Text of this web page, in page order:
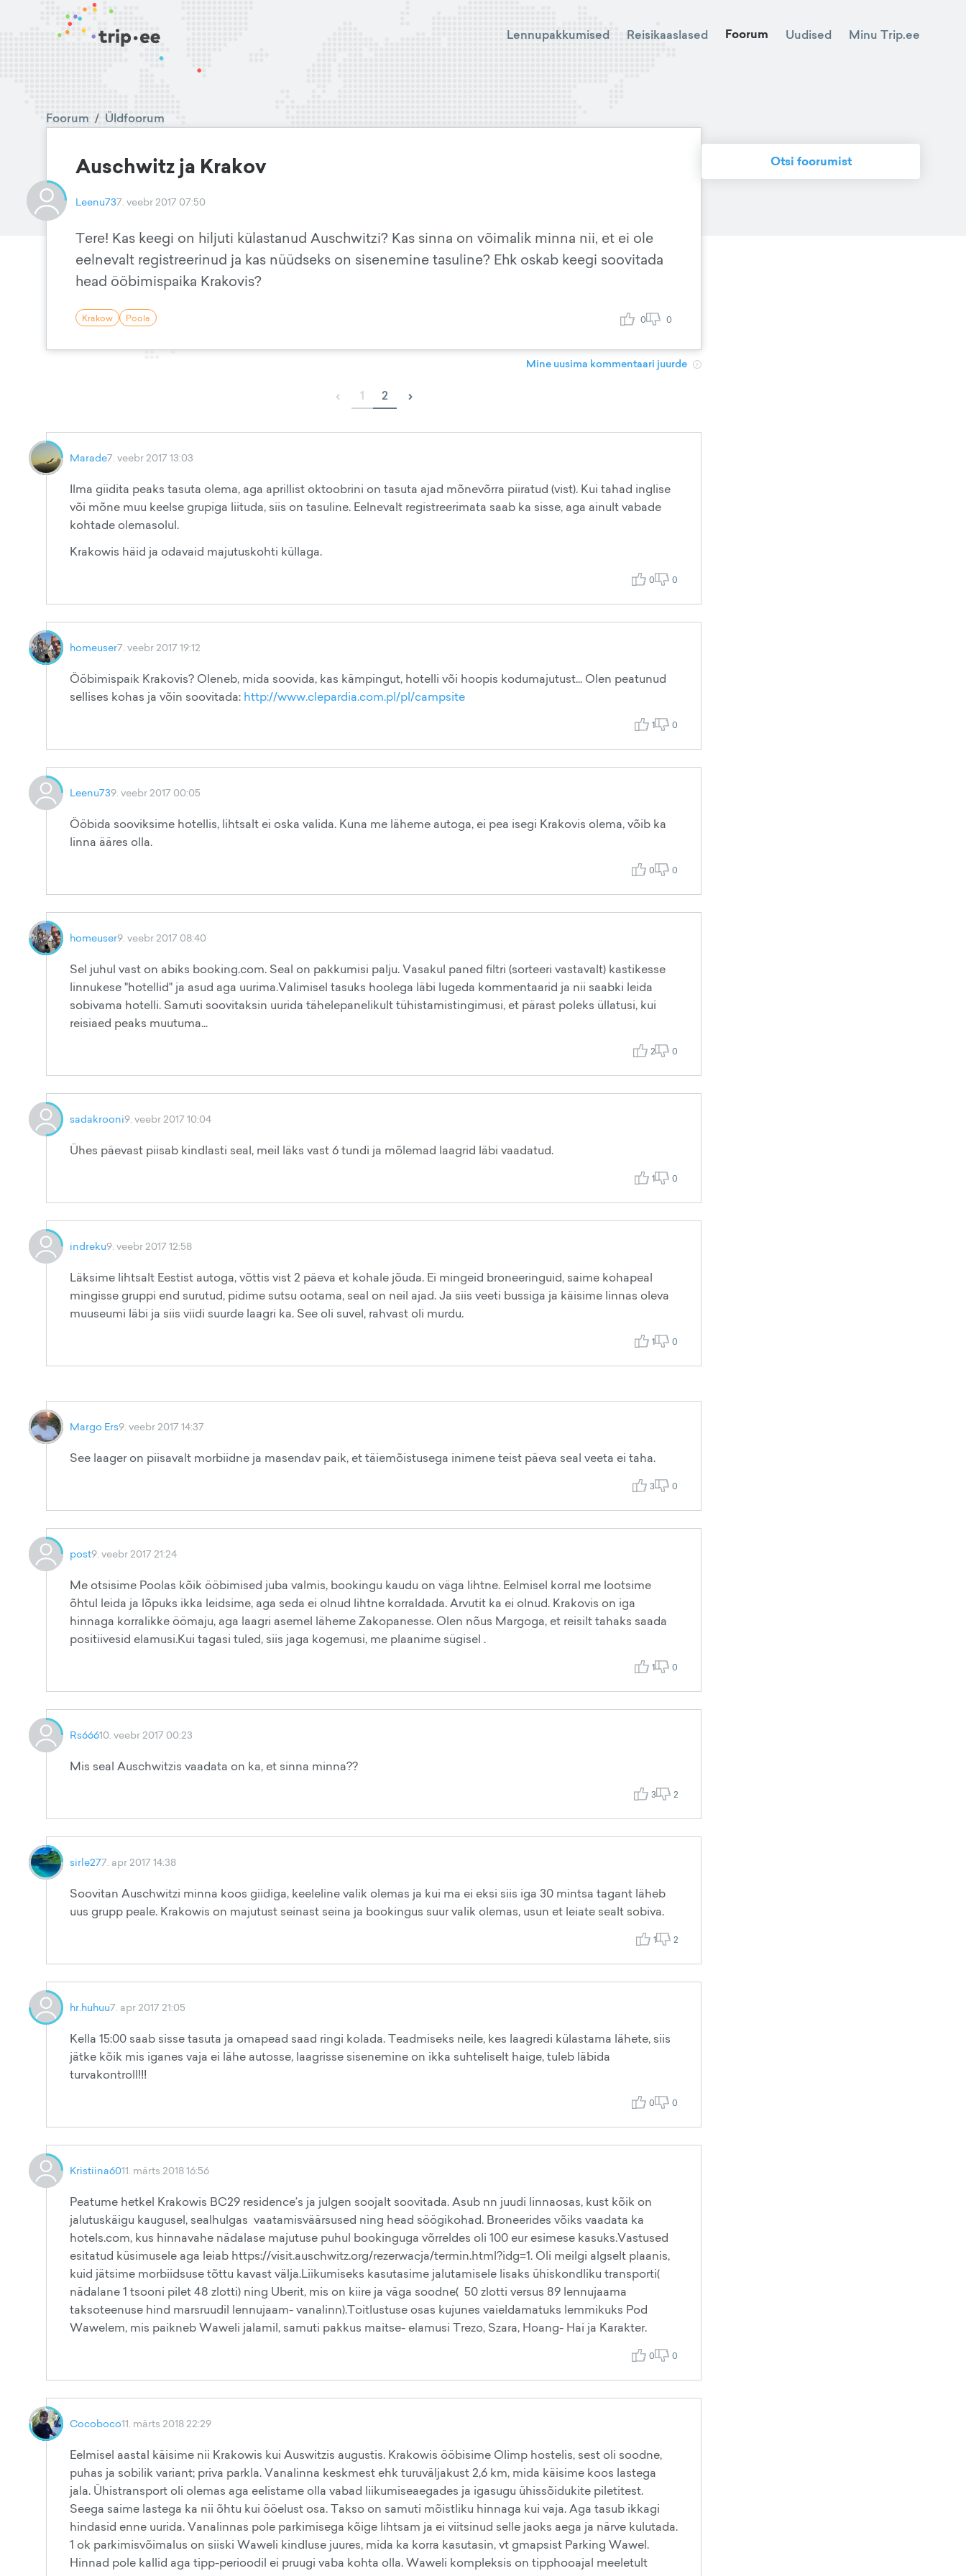
Lennupakkumised Reisikaaslased Foorum Uudised Minu Trip.ee
Foorum / Üldfoorum
Auschwitz ja Krakov
Leenu737. veebr 2017 07:50
Tere! Kas keegi on hiljuti külastanud Auschwitzi? Kas sinna on võimalik minna nii, et ei ole
eelnevalt registreerinud ja kas nüüdseks on sisenemine tasuline? Ehk oskab keegi soovitada
head ööbimispaika Krakovis?
Krakow Poola 0 0
Mine uusima kommentaari juurde
‹ 1 2 ›
Marade7. veebr 2017 13:03
Ilma giidita peaks tasuta olema, aga aprillist oktoobrini on tasuta ajad mõnevõrra piiratud (vist). Kui tahad inglise
või mõne muu keelse grupiga liituda, siis on tasuline. Eelnevalt registreerimata saab ka sisse, aga ainult vabade
kohtade olemasolul.
Krakowis häid ja odavaid majutuskohti küllaga.
0 0
homeuser7. veebr 2017 19:12
Ööbimispaik Krakovis? Oleneb, mida soovida, kas kämpingut, hotelli või hoopis kodumajutust... Olen peatunud
sellises kohas ja võin soovitada: http://www.clepardia.com.pl/pl/campsite
1 0
Leenu739. veebr 2017 00:05
Ööbida sooviksime hotellis, lihtsalt ei oska valida. Kuna me läheme autoga, ei pea isegi Krakovis olema, võib ka
linna ääres olla.
0 0
homeuser9. veebr 2017 08:40
Sel juhul vast on abiks booking.com. Seal on pakkumisi palju. Vasakul paned filtri (sorteeri vastavalt) kastikesse
linnukese "hotellid" ja asud aga uurima.Valimisel tasuks hoolega läbi lugeda kommentaarid ja nii saabki leida
sobivama hotelli. Samuti soovitaksin uurida tähelepanelikult tühistamistingimusi, et pärast poleks üllatusi, kui
reisiaed peaks muutuma...
2 0
sadakrooni9. veebr 2017 10:04
Ühes päevast piisab kindlasti seal, meil läks vast 6 tundi ja mõlemad laagrid läbi vaadatud.
1 0
indreku9. veebr 2017 12:58
Läksime lihtsalt Eestist autoga, võttis vist 2 päeva et kohale jõuda. Ei mingeid broneeringuid, saime kohapeal
mingisse gruppi end surutud, pidime sutsu ootama, seal on neil ajad. Ja siis veeti bussiga ja käisime linnas oleva
muuseumi läbi ja siis viidi suurde laagri ka. See oli suvel, rahvast oli murdu.
1 0
Margo Ers9. veebr 2017 14:37
See laager on piisavalt morbiidne ja masendav paik, et täiemõistusega inimene teist päeva seal veeta ei taha.
3 0
post9. veebr 2017 21:24
Me otsisime Poolas kõik ööbimised juba valmis, bookingu kaudu on väga lihtne. Eelmisel korral me lootsime
õhtul leida ja lõpuks ikka leidsime, aga seda ei olnud lihtne korraldada. Arvutit ka ei olnud. Krakovis on iga
hinnaga korralikke öömaju, aga laagri asemel läheme Zakopanesse. Olen nõus Margoga, et reisilt tahaks saada
positiivesid elamusi.Kui tagasi tuled, siis jaga kogemusi, me plaanime sügisel .
1 0
Rs66610. veebr 2017 00:23
Mis seal Auschwitzis vaadata on ka, et sinna minna??
3 2
sirle277. apr 2017 14:38
Soovitan Auschwitzi minna koos giidiga, keeleline valik olemas ja kui ma ei eksi siis iga 30 mintsa tagant läheb
uus grupp peale. Krakowis on majutust seinast seina ja bookingus suur valik olemas, usun et leiate sealt sobiva.
1 2
hr.huhuu7. apr 2017 21:05
Kella 15:00 saab sisse tasuta ja omapead saad ringi kolada. Teadmiseks neile, kes laagredi külastama lähete, siis
jätke kõik mis iganes vaja ei lähe autosse, laagrisse sisenemine on ikka suhteliselt haige, tuleb läbida
turvakontroll!!!
0 0
Kristiina6011. märts 2018 16:56
Peatume hetkel Krakowis BC29 residence’s ja julgen soojalt soovitada. Asub nn juudi linnaosas, kust kõik on
jalutuskäigu kaugusel, sealhulgas vaatamisväärsused ning head söögikohad. Broneerides võiks vaadata ka
hotels.com, kus hinnavahe nädalase majutuse puhul bookinguga võrreldes oli 100 eur esimese kasuks.Vastused
esitatud küsimusele aga leiab https://visit.auschwitz.org/rezerwacja/termin.html?idg=1. Oli meilgi algselt plaanis,
kuid jätsime morbiidsuse tõttu kavast välja.Liikumiseks kasutasime jalutamisele lisaks ühiskondliku transporti(
nädalane 1 tsooni pilet 48 zlotti) ning Uberit, mis on kiire ja väga soodne( 50 zlotti versus 89 lennujaama
taksoteenuse hind marsruudil lennujaam- vanalinn).Toitlustuse osas kujunes vaieldamatuks lemmikuks Pod
Wawelem, mis paikneb Waweli jalamil, samuti pakkus maitse- elamusi Trezo, Szara, Hoang- Hai ja Karakter.
0 0
Cocoboco11. märts 2018 22:29
Eelmisel aastal käisime nii Krakowis kui Auswitzis augustis. Krakowis ööbisime Olimp hostelis, sest oli soodne,
puhas ja sobilik variant; priva parkla. Vanalinna keskmest ehk turuväljakust 2,6 km, mida käisime koos lastega
jala. Ühistransport oli olemas aga eelistame olla vabad liikumiseaegades ja igasugu ühissõidukite piletitest.
Seega saime lastega ka nii õhtu kui ööelust osa. Takso on samuti mõistliku hinnaga kui vaja. Aga tasub ikkagi
hindasid enne uurida. Vanalinnas pole parkimisega kõige lihtsam ja ei viitsinud selle jaoks aega ja närve kulutada.
1 ok parkimisvõimalus on siiski Waweli kindluse juures, mida ka korra kasutasin, vt gmapsist Parking Wawel.
Hinnad pole kallid aga tipp-perioodil ei pruugi vaba kohta olla. Waweli kompleksis on tipphooajal meeletult
Otsi foorumist